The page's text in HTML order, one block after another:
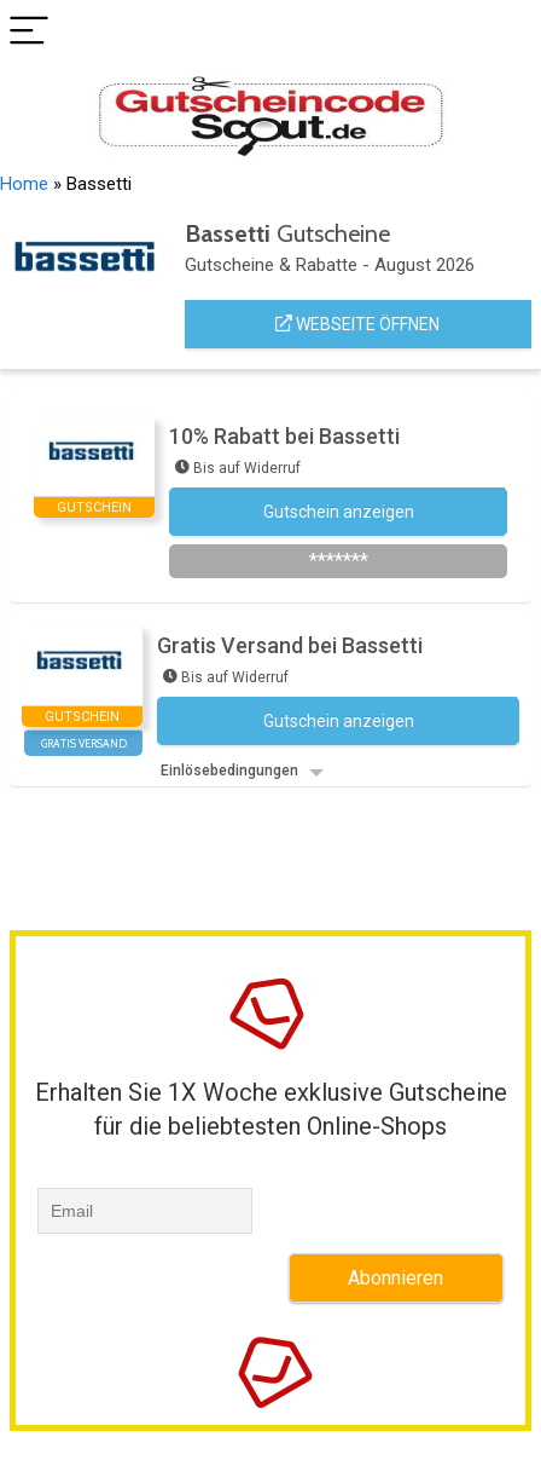
Home » Bassetti
Bassetti Gutscheine
Gutscheine & Rabatte - August 2026
WEBSEITE ÖFFNEN
GUTSCHEIN
10% Rabatt bei Bassetti
Bis auf Widerruf
Gutschein anzeigen
*******
GUTSCHEIN
GRATIS VERSAND
Gratis Versand bei Bassetti
Bis auf Widerruf
Gutschein anzeigen
Einlösebedingungen
Erhalten Sie 1X Woche exklusive Gutscheine
für die beliebtesten Online-Shops